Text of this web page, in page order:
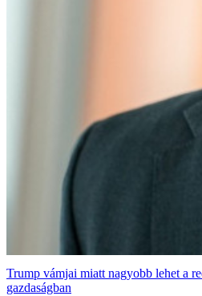
Trump vámjai miatt nagyobb lehet a
gazdaságban